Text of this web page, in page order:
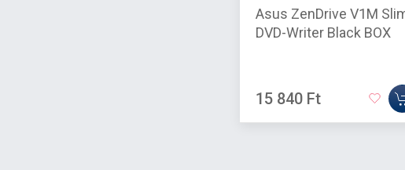
Asus ZenDrive V1M Slim
DVD-Writer Black BOX
15 840 Ft